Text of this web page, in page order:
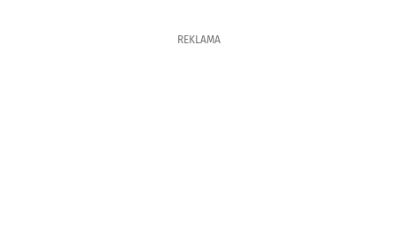
REKLAMA